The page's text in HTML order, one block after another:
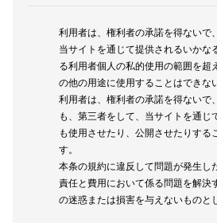
利用者は、権利者の承諾を得ないで
当サイトを通じて提供されるいかな
る利用者個人の私的使用の範囲を超
の他の用途に使用することはできな
利用者は、権利者の承諾を得ないで
も、第三者をして、当サイトを通じ
も使用させたり、公開させたりする
す。
本条の規約に違反して問題が発生し
責任と費用において係る問題を解決
の迷惑または損害を与えないものと